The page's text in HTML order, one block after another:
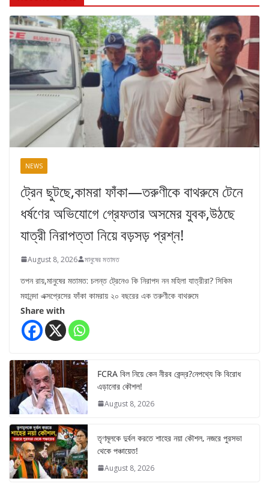
NEWS
ট্রেন ছুটছে,কামরা ফাঁকা—তরুণীকে বাথরুমে টেনে
ধর্ষণের অভিযোগে গ্রেফতার অসমের যুবক,উঠছে
যাত্রী নিরাপত্তা নিয়ে বড়সড় প্রশ্ন!
August 8, 2026 মানুষের মতামত
তপন রায়,মানুষের মতামত: চলন্ত ট্রেনেও কি নিরাপদ নন মহিলা যাত্রীরা? সিকিম
মহানন্দা এক্সপ্রেসের ফাঁকা কামরায় ২০ বছরের এক তরুণীকে বাথরুমে
Share with
FCRA বিল নিয়ে কেন নীরব কেন্দ্র?নেপথ্যে কি বিরোধ
এড়ানোর কৌশল!
August 8, 2026
তৃণমূলকে দুর্বল করতে শাহের নয়া কৌশল, নজরে পুরসভা
থেকে পঞ্চায়েত!
August 8, 2026